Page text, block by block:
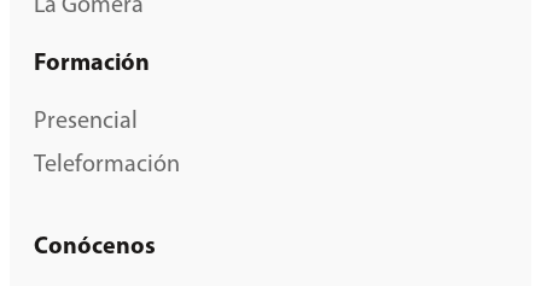
La Gomera
Formación
Presencial
Teleformación
Conócenos